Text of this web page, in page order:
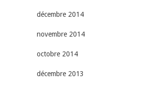
décembre 2014
novembre 2014
octobre 2014
décembre 2013